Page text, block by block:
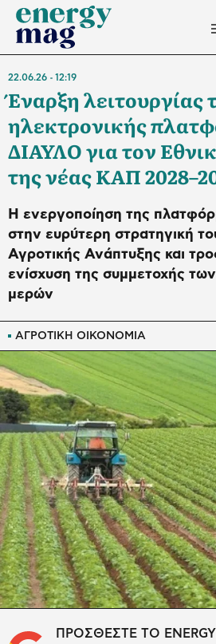
ΑΓΡΟΤΙΚΗ ΟΙΚΟΝΟΜΙΑ
22.06.26 12:19
Έναρξη λειτουργίας
ηλεκτρονικής
ΔΙΑΥΛΟ για τον
της νέας ΚΑΠ
Η ενεργοποίηση της
στην ευρύτερη στρατηγική
Αγροτικής Ανάπτυξης και
ενίσχυση της συμμετοχής
μερών
ΠΡΟΣΘΕΣΤΕ ΤΟ